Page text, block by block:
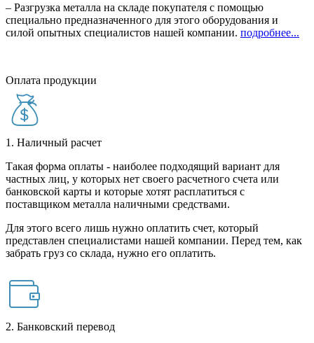
– Разгрузка металла на складе покупателя с помощью
специально предназначенного для этого оборудования и
силой опытных специалистов нашей компании. подробнее...
Оплата продукции
1. Наличный расчет
Такая форма оплаты - наиболее подходящий вариант для
частных лиц, у которых нет своего расчетного счета или
банковской карты и которые хотят расплатиться с
поставщиком металла наличными средствами.
Для этого всего лишь нужно оплатить счет, который
представлен специалистами нашей компании. Перед тем, как
забрать груз со склада, нужно его оплатить.
2. Банковский перевод